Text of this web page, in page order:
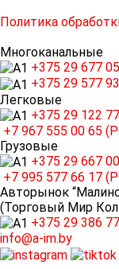
Политика
Многоканальные
+375 29 677
+375 29 577
Легковые
+375 29 122
+7 967 555 00 65
Грузовые
+375 29 667
+7 995 577 66 17
Авторынок
(Торговый Мир
+375 29 386
info@a-im.by